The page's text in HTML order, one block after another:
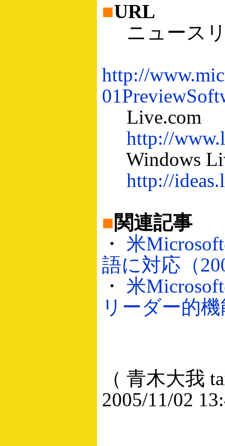
■URL
ニュースリ
http://
Live.com
http://
Windows
http://
■関連記事
・ 米
語に対応（
・ 米
リーダー的
（ 青木大我
2005/11/02